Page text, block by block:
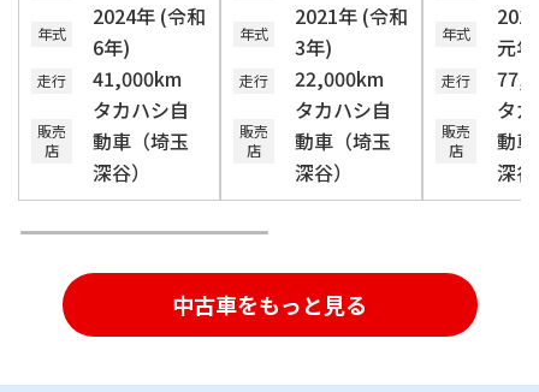
年式
2024年 (令和
6年)
走行 41,000km
販売
店
タカハシ自
動車（埼玉
深谷）
年式
2021年 (令和
3年)
走行 22,000km
販売
店
タカハシ自
動車（埼玉
深谷）
年式
元
走行
販売
店
タ
動
深
中古車をもっと見る